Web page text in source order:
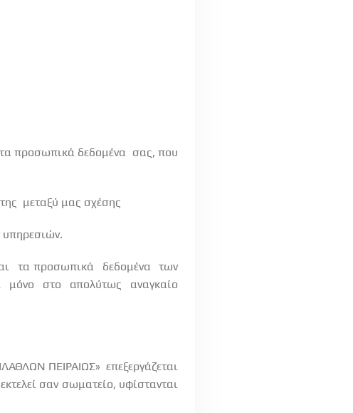
τα προσωπικά δεδομένα σας, που
της μεταξύ μας σχέσης
υπηρεσιών.
τα προσωπικά δεδομένα
των
μόνο στο απολύτως
αναγκαίο
ΠΕΙΡΑΙΩΣ» επεξεργάζεται
σαν σωματείο, υφίστανται